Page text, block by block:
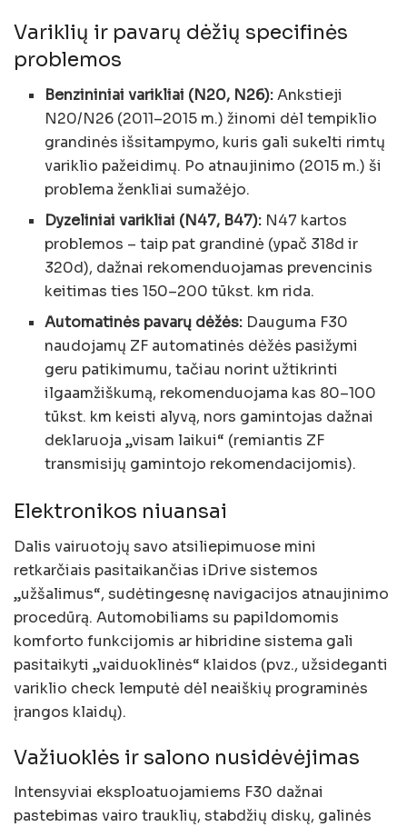
Variklių ir pavarų dėžių specifinės
problemos
Benzininiai varikliai (N20, N26):Ankstieji
N20/N26 (2011–2015 m.) žinomi dėl tempiklio
grandinės išsitampymo, kuris gali sukelti rimtų
variklio pažeidimų. Po atnaujinimo (2015 m.) ši
problema ženkliai sumažėjo.
Dyzeliniai varikliai (N47, B47): N47 kartos
problemos – taip pat grandinė (ypač 318d ir
320d), dažnai rekomenduojamas prevencinis
keitimas ties 150–200 tūkst. km rida.
Automatinės pavarų dėžės: Dauguma F30
naudojamų ZF automatinės dėžės pasižymi
geru patikimumu, tačiau norint užtikrinti
ilgaamžiškumą, rekomenduojama kas 80–100
tūkst. km keisti alyvą, nors gamintojas dažnai
deklaruoja „visam laikui“ (remiantis ZF
transmisijų gamintojo rekomendacijomis).
Elektronikos niuansai
Dalis vairuotojų savo atsiliepimuose mini
retkarčiais pasitaikančias iDrive sistemos
„užšalimus“, sudėtingesnę navigacijos atnaujinimo
procedūrą. Automobiliams su papildomomis
komforto funkcijomis ar hibridine sistema gali
pasitaikyti „vaiduoklinės“ klaidos (pvz., užsideganti
variklio check lemputė dėl neaiškių programinės
įrangos klaidų).
Važiuoklės ir salono nusidėvėjimas
Intensyviai eksploatuojamiems F30 dažnai
pastebimas vairo trauklių, stabdžių diskų, galinės